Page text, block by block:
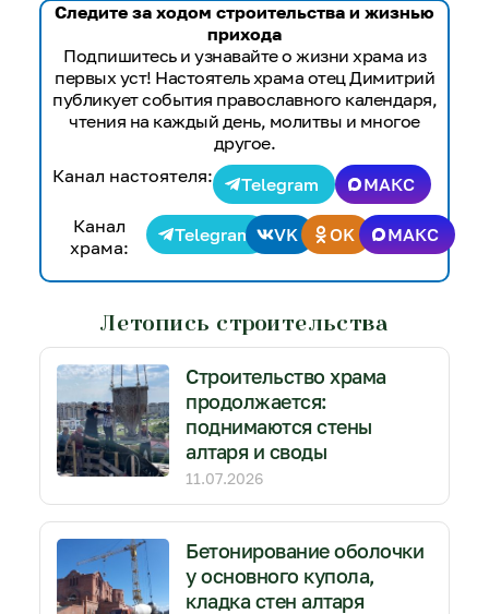
Следите за ходом строительства и жизнью
прихода
Подпишитесь и узнавайте о жизни храма из
первых уст! Настоятель храма отец Димитрий
публикует события православного календаря,
чтения на каждый день, молитвы и многое
другое.
Канал настоятеля:
Telegram
МАКС
Канал
храма:
Telegram VK OK МАКС
Летопись строительства
Строительство храма
продолжается:
поднимаются стены
алтаря и своды
11.07.2026
Бетонирование оболочки
у основного купола,
кладка стен алтаря